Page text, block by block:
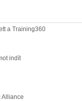
a Training360
indít
Alliance